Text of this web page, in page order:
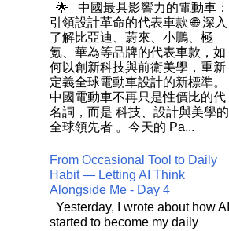
🌟 中國最具影響力的電動車：
引領設計革命的代表車款 🌐 深入
了解比亞迪、蔚來、小鵬、極
氪、華為等品牌的代表車款，如
何以創新科技與前衛美學，重新
定義全球電動車設計的新標準。
中國電動車不再只是性價比的代
名詞，而是 科技、設計與美學的
全球領先者 。今天的 Pa...
From Occasional Tool to Daily
Habit — Letting AI Think
Alongside Me - Day 4
Yesterday, I wrote about how AI
started to become my daily